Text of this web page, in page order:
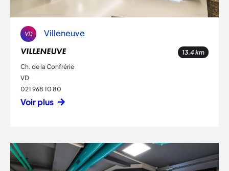
VD Villeneuve
VILLENEUVE 13.4km
Ch. de la Confrérie
VD
021 968 10 80
Voir plus